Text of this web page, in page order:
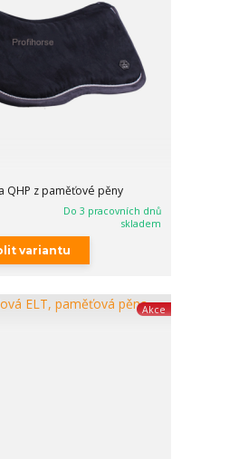
QHP z paměťové pěny
Do 3 pracovních dnů
skladem
variantu
Akce